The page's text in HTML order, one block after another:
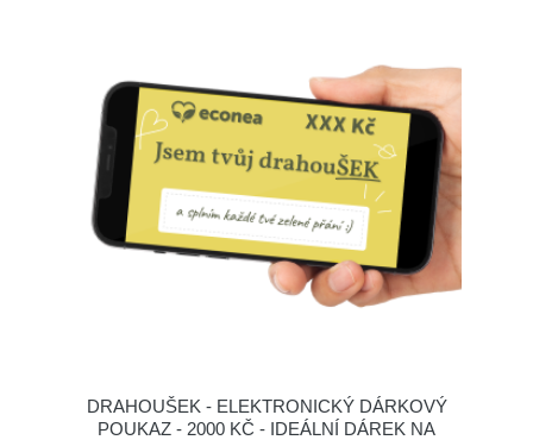
DRAHOUŠEK - ELEKTRONICKÝ DÁRKOVÝ
POUKAZ - 2000 KČ - IDEÁLNÍ DÁREK NA